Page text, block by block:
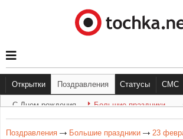
Открытки
С Днем рождения Большие праздники
Поздравления Статусы
Другое
СМС
С
С Днем рождения Большие праздники
Поздравления Большие праздники 23